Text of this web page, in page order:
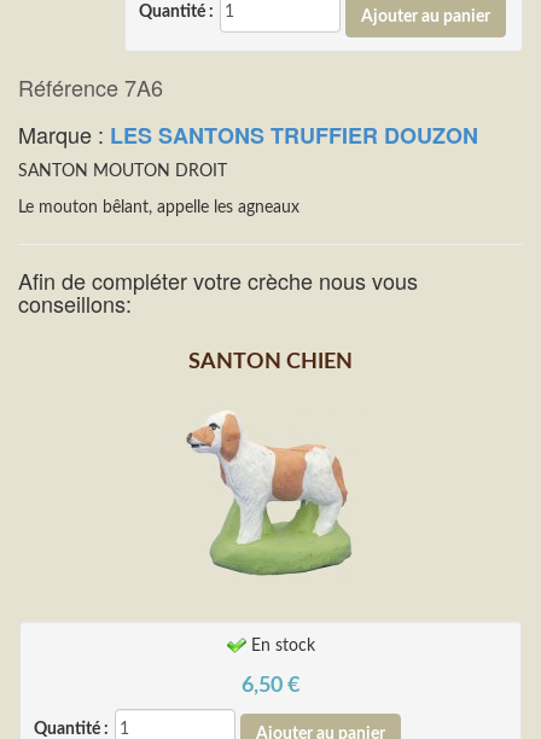
Quantité :
Référence 7A6
Marque : LES SANTONS TRUFFIER DOUZON
SANTON MOUTON DROIT
Le mouton bêlant, appelle les agneaux
Afin de compléter votre crèche nous vous
conseillons:
SANTON CHIEN
En stock
6,50 €
Quantité :